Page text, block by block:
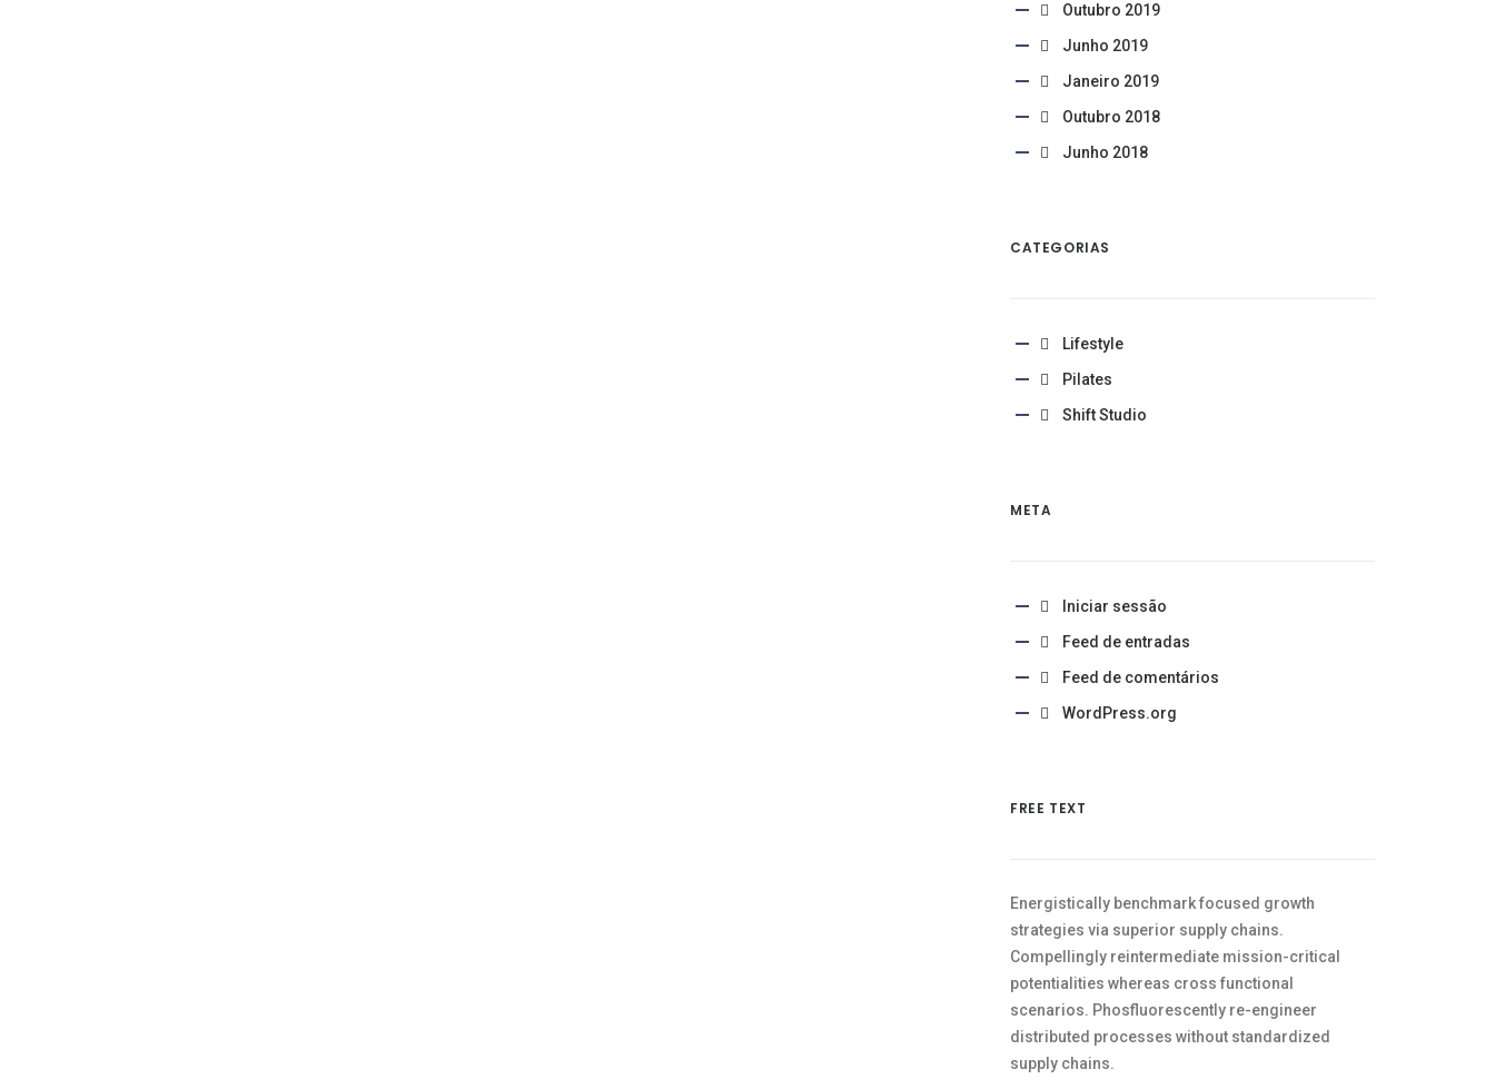
Outubro 2019
Junho 2019
Janeiro 2019
Outubro 2018
Junho 2018
CATEGORIAS
Lifestyle
Pilates
Shift Studio
META
Iniciar sessão
Feed de entradas
Feed de comentários
WordPress.org
FREE TEXT
Energistically benchmark focused growth
strategies via superior supply chains.
Compellingly reintermediate mission-critical
potentialities whereas cross functional
scenarios. Phosfluorescently re-engineer
distributed processes without standardized
supply chains.